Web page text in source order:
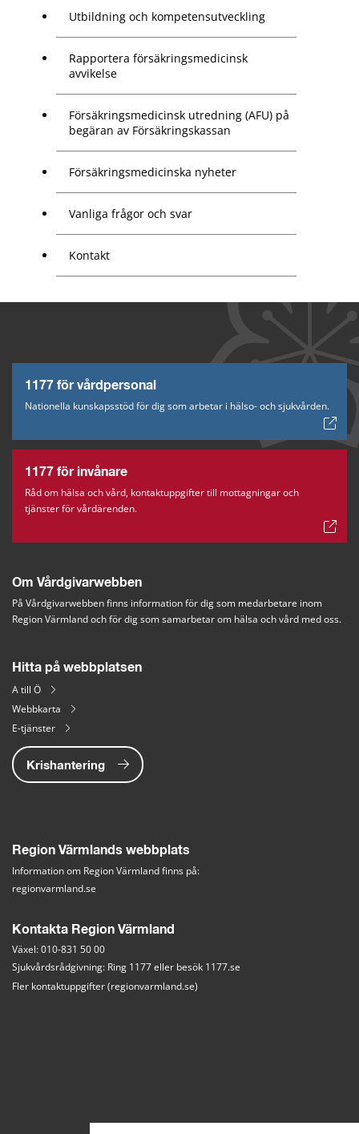
Utbildning och kompetensutveckling
Rapportera försäkringsmedicinsk
avvikelse
Försäkringsmedicinsk utredning (AFU) på
begäran av Försäkringskassan
Försäkringsmedicinska nyheter
Vanliga frågor och svar
Kontakt
1177 för vårdpersonal
Nationella kunskapsstöd för dig som arbetar i hälso- och sjukvården.
1177 för invånare
Råd om hälsa och vård, kontaktuppgifter till mottagningar och
tjänster för vårdärenden.
Om Vårdgivarwebben
På Vårdgivarwebben finns information för dig som medarbetare inom
Region Värmland och för dig som samarbetar om hälsa och vård med oss.
Hitta på webbplatsen
A till Ö
Webbkarta
E-tjänster
Krishantering
Region Värmlands webbplats
Information om Region Värmland finns på:
regionvarmland.se
Kontakta Region Värmland
Växel: 010-831 50 00
Sjukvårdsrådgivning: Ring 1177 eller besök 1177.se
Fler kontaktuppgifter (regionvarmland.se)